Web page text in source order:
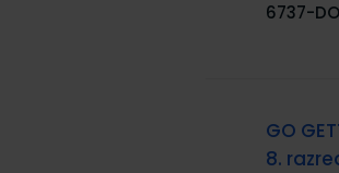
6737-
GO
8.